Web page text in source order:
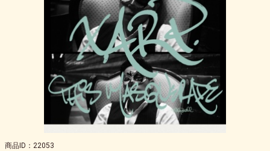
商品ID：22053